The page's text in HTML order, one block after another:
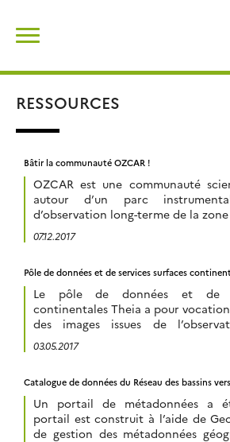
content
RESSOURCES
Bâtir la communauté OZCAR !
OZCAR est une communauté
autour d’un parc
d’observation long-terme de la
07.12.2017
Pôle de données et de services surfaces
Le pôle de données et de
continentales Theia a pour
des images issues de
continentales depuis l’espace.
de la communauté scientifique
échelles, des méthodes et des
de la valeur […]
03.05.2017
Catalogue de données du Réseau des bassins
Un portail de métadonnées a
portail est construit à l’aide de
de gestion des métadonnées